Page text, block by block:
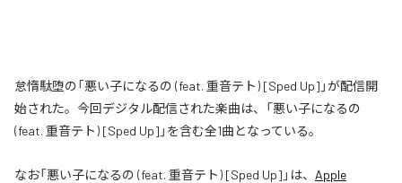
怠惰駄堕の「悪い子になるの (feat. 重音テト) [Sped Up]」が配信開
始された。今回デジタル配信された楽曲は、「悪い子になるの
(feat. 重音テト) [Sped Up]」を含む全1曲となっている。
なお「悪い子になるの (feat. 重音テト) [Sped Up] 」は、 Apple